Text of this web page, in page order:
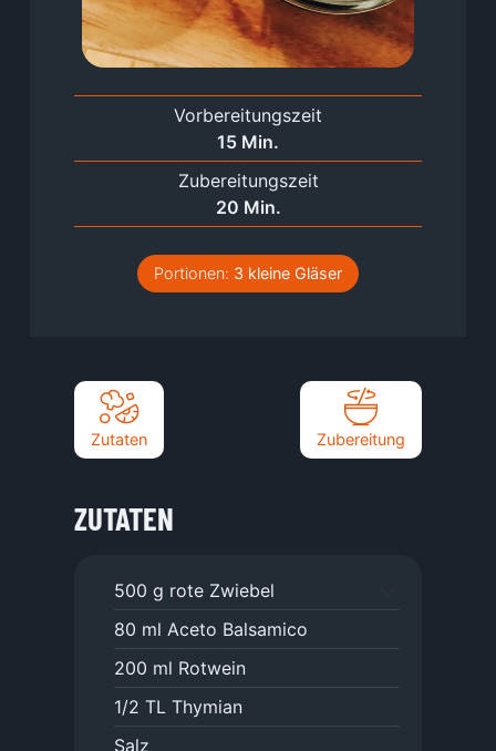
Vorbereitungszeit
15Minuten
Min.
Zubereitungszeit
20Minuten
Min.
Portionen: 3 kleine Gläser
Zutaten Zubereitung
ZUTATEN
500 g rote Zwiebel
80 ml Aceto Balsamico
200 ml Rotwein
1/2 TL Thymian
Salz